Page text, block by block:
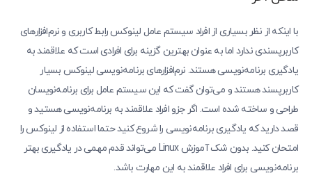
با اینکه از نظر بسیاری از افراد سیستم عامل لینوکس رابط کاربری و نرم‌افزارهای
کاربرپسندی ندارد اما به عنوان بهترین گزینه برای افرادی است که علاقمند به
یادگیری برنامه‌نویسی هستند. نرم‌افزارهای برنامه‌نویسی لینوکس بسیار
کاربرپسند هستند و می‌توان گفت که این سیستم عامل برای برنامه‌نویسان
طراحی و ساخته شده است. اگر جزو افراد علاقمند به برنامه‌نویسی هستید و
قصد دارید که یادگیری برنامه‌نویسی را شروع کنید حتما استفاده از لینوکس را
امتحان کنید. بدون شک آموزش Linux می‌تواند قدم مهمی در یادگیری بهتر
برنامه‌نویسی برای افراد علاقمند به این مهارت باشد.